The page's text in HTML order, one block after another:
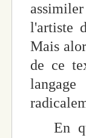
l'artiste
Mais
de ce
En